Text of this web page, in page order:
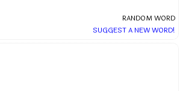
RANDOM WORD
SUGGEST A NEW WORD!